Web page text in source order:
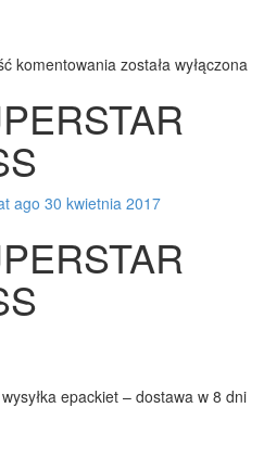
komentowania ADIDAS
ALIEXPRESS
została wyłączona
ago 30 kwietnia 2017
epackiet – dostawa w 8 dni